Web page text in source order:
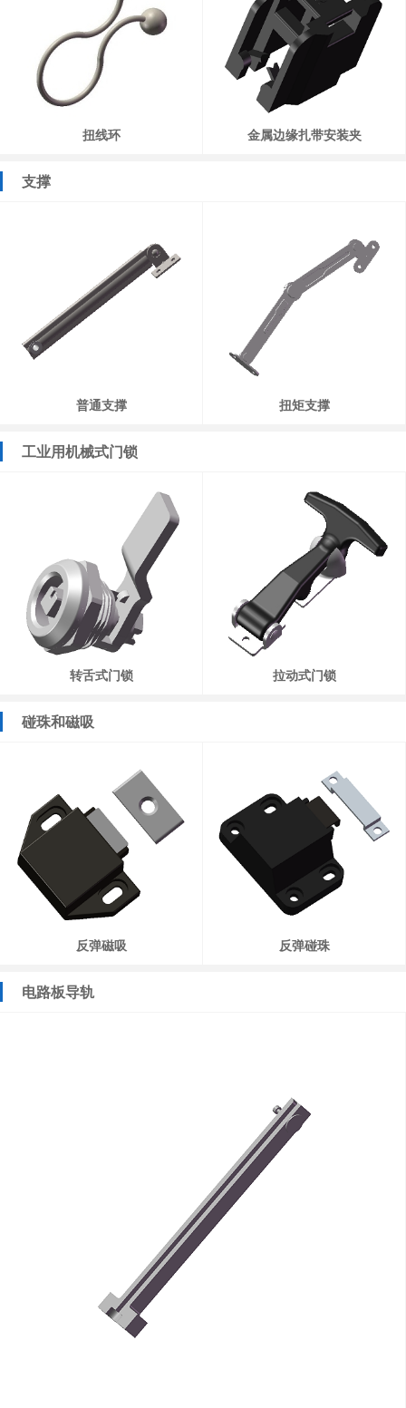
扭线环 金属边缘扎带安装夹
支撑
普通支撑 扭矩支撑
工业用机械式门锁
转舌式门锁 拉动式门锁
碰珠和磁吸
反弹磁吸 反弹碰珠
电路板导轨